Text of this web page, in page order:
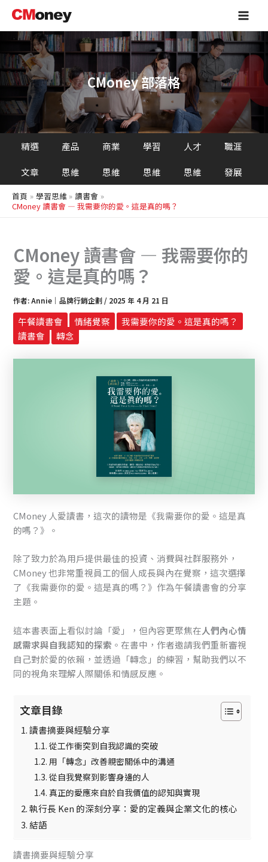
主
容
Main
CMoney 部落格
精選
文章
產品
思維
商業
思維
學習
思維
人才
思維
職涯
發展
首頁 學習思維
讀書會
CMoney 讀書會 — 我需要你的愛。這是真的嗎？
CMoney 讀書會 — 我需要你的
愛。這是真的嗎？
作者:Annie｜品牌行銷企劃 / 2025 年 4 月 21 日
午餐讀書會 情緒覺察
我需要你的愛。這是真的嗎？
讀書會
轉念
CMoney 人愛讀書，這次的讀物是《我需要你的愛。這是真
的嗎？》。
除了致力於為用戶提供最佳的投資、消費與社群服務外，
CMoney 也非常重視員工的個人成長與內在覺察，這次選擇
了《我需要你的愛。這是真的嗎？》作為午餐讀書會的分享
主題。
這本書表面上看似討論「愛」，但內容更聚焦在人們內心情
感需求與自我認知的探索 。在書中，作者邀請我們重新審視
自己對於愛的依賴，並透過「轉念」的練習，幫助我們以不
同的視角來理解人際關係和情感反應。
文章目錄
讀書摘要與經驗分享
從工作衝突到自我認識的突破
用「轉念」改善親密關係中的溝通
從自我覺察到影響身邊的人
真正的愛應來自於自我價值的認知與實現
執行長 Ken 的深刻分享：愛的定義與企業文化的核心
結語
讀書摘要與經驗分享
尋